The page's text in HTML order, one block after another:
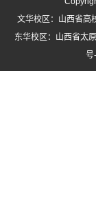
文华校区：山西省高
东华校区：山西省太
号